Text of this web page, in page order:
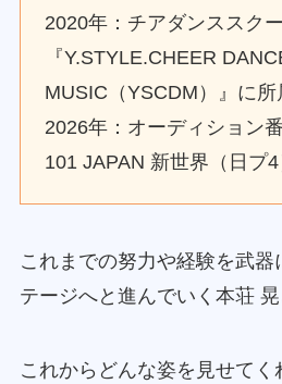
2020年：チアダンススク
『Y.STYLE.CHEER
MUSIC（YSCDM）』に所
2026年：オーディション
101 JAPAN 新世界（日プ
これまでの努力や経験を武器
テージへと進んでいく本荘 晃
これからどんな姿を見せて